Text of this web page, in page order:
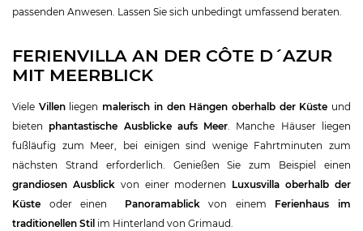
passenden Anwesen. Lassen Sie sich unbedingt umfassend beraten.
FERIENVILLA AN DER CÔTE D´AZUR
MIT MEERBLICK
Viele Villen liegen malerisch in den Hängen oberhalb der Küste und
bieten phantastische Ausblicke aufs Meer. Manche Häuser liegen
fußläufig zum Meer, bei einigen sind wenige Fahrtminuten zum
nächsten Strand erforderlich. Genießen Sie zum Beispiel einen
grandiosen Ausblick von einer modernen Luxusvilla oberhalb der
Küste oder einen Panoramablickvon einem Ferienhaus im
traditionellen Stil im Hinterland von Grimaud.